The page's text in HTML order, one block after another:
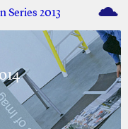
Series 2013 M